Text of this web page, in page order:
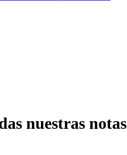
nuestras notas